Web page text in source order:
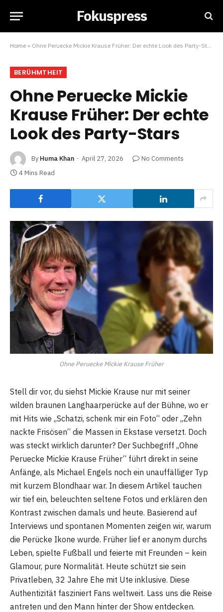
Fokuspress
Home » Ohne Peruecke Mickie Krause Früher: Der echte Look des Party-Stars
BERÜHMTHEIT
Ohne Peruecke Mickie
Krause Früher: Der echte
Look des Party-Stars
By Huma Khan April 27, 2026
No Comments
4 Mins Read
Ohne Peruecke Mickie Krause Früher
Stell dir vor, du siehst Mickie Krause nur mit seiner
wilden braunen Langhaarperücke auf der Bühne, wo er
mit Hits wie „Schatzi, schenk mir ein Foto“ oder „Zehn
nackte Frisösen“ die Massen in Ekstase versetzt. Doch
was steckt wirklich darunter? Der Suchbegriff „Ohne
Peruecke Mickie Krause Früher“ führt direkt in seine
Anfänge, als Michael Engels noch ein unauffälliger Typ
mit kurzem Blondhaar war. In diesem Artikel tauchen
wir tief ein, beleuchten seltene Fotos und erklären den
Kontrast zwischen damals und heute. Basierend auf
Interviews und spontanen Momenten zeigen wir, warum
die Perücke Ikone wurde. Früher lief er anonym durchs
Leben, spielte Fußball und feierte mit Freunden – kein
Glamour, pure Normalität. Heute schützt sie sein
Privatleben, 32 Jahre Ehe mit Ute inklusive. Diese
Authentizität fasziniert Fans weltweit. Lass uns die Reise
antreten und den Mann hinter der Show entdecken.